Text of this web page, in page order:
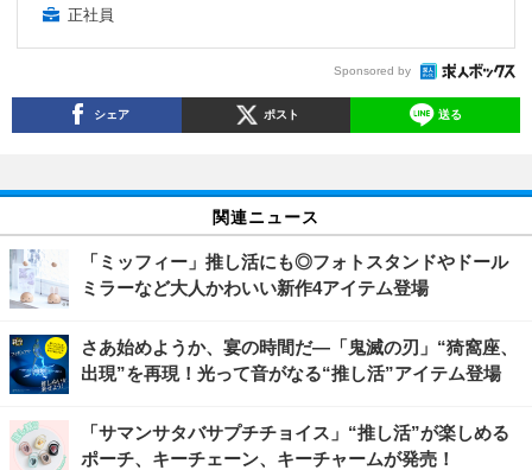
正社員
Sponsored by
シェア ポスト 送る
関連ニュース
「ミッフィー」推し活にも◎フォトスタンドやドール
ミラーなど大人かわいい新作4アイテム登場
さあ始めようか、宴の時間だ―「鬼滅の刃」“猗窩座、
出現”を再現！光って音がなる“推し活”アイテム登場
「サマンサタバサプチチョイス」“推し活”が楽しめる
ポーチ、キーチェーン、キーチャームが発売！